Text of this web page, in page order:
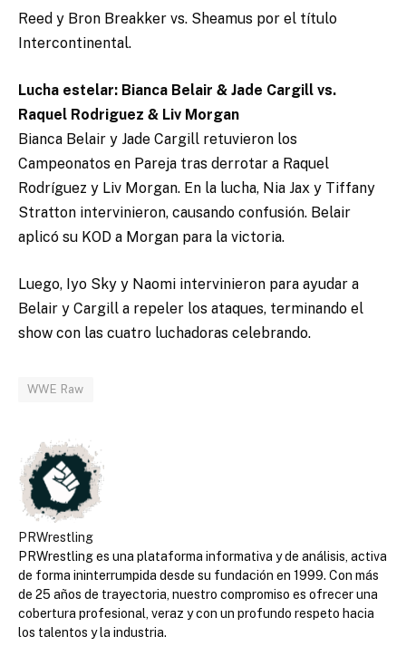
Reed y Bron Breakker vs. Sheamus por el título
Intercontinental.
Lucha estelar: Bianca Belair & Jade Cargill vs.
Raquel Rodriguez & Liv Morgan
Bianca Belair y Jade Cargill retuvieron los
Campeonatos en Pareja tras derrotar a Raquel
Rodríguez y Liv Morgan. En la lucha, Nia Jax y Tiffany
Stratton intervinieron, causando confusión. Belair
aplicó su KOD a Morgan para la victoria.
Luego, Iyo Sky y Naomi intervinieron para ayudar a
Belair y Cargill a repeler los ataques, terminando el
show con las cuatro luchadoras celebrando.
WWE Raw
PRWrestling
PRWrestling es una plataforma informativa y de análisis, activa
de forma ininterrumpida desde su fundación en 1999. Con más
de 25 años de trayectoria, nuestro compromiso es ofrecer una
cobertura profesional, veraz y con un profundo respeto hacia
los talentos y la industria.